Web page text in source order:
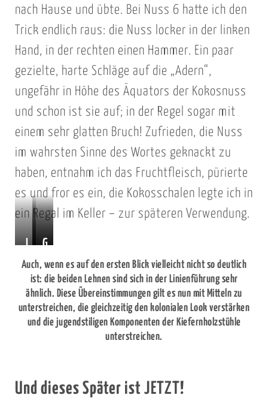
n
/
R
p
e
n
(
c
a
n
)
B
a
u
c
q
nach Hause und übte. Bei Nuss 6 hatte ich den
Trick endlich raus: die Nuss locker in der linken
Hand, in der rechten einen Hammer. Ein paar
gezielte, harte Schläge auf die „Adern“,
ungefähr in Höhe des Äquators der Kokosnuss
und schon ist sie auf; in der Regel sogar mit
einem sehr glatten Bruch! Zufrieden, die Nuss
im wahrsten Sinne des Wortes geknackt zu
haben, entnahm ich das Fruchtfleisch, pürierte
es und fror es ein, die Kokosschalen legte ich in
ein Regal im Keller – zur späteren Verwendung.
L
e
h
n
e
n
r
L
e
h
n
e
n
r
G
r
u
n
d
z
e
Auch, wenn es auf den ersten Blick vielleicht nicht so deutlich
ist: die beiden Lehnen sind sich in der Linienführung sehr
ähnlich. Diese Übereinstimmungen gilt es nun mit Mitteln zu
unterstreichen, die gleichzeitig den kolonialen Look verstärken
und die jugendstiligen Komponenten der Kiefernholzstühle
unterstreichen.
Und dieses Später ist JETZT!